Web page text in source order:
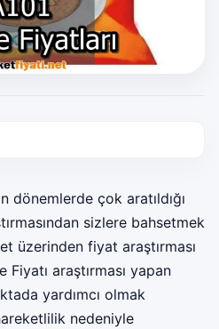
dönemlerde çok aratıldığı
sizlere bahsetmek
üzerinden fiyat araştırması
Fiyatı araştırması yapan
yardımcı olmak
nedeniyle